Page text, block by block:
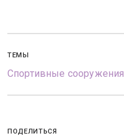
ТЕМЫ
Спортивные сооружения
ПОДЕЛИТЬСЯ